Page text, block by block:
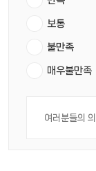
보통
불만족
매우불만족